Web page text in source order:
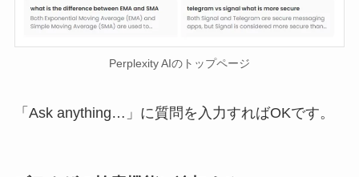
Perplexity AIのトップページ
「Ask anything…」に質問を入力すればOKです。